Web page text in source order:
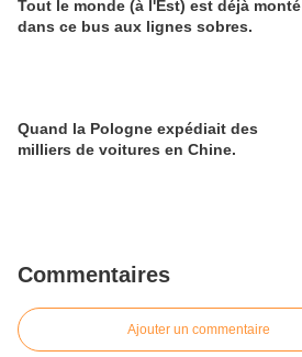
Tout le monde (à l'Est) est déjà monté
dans ce bus aux lignes sobres.
Quand la Pologne expédiait des
milliers de voitures en Chine.
Commentaires
Ajouter un commentaire